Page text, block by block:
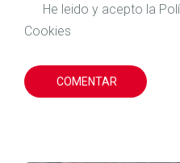
He leido y acepto la
Cookies
COMENTAR